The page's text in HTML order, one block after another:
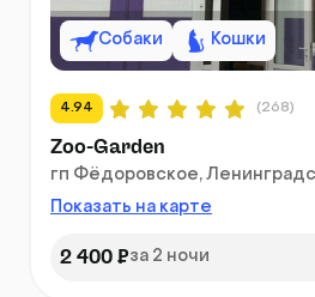
Собаки Кошки
4.94 (268)
Zoo-Garden
гп Фёдоровское,
Показать на карте
2 400 ₽за 2 ночи